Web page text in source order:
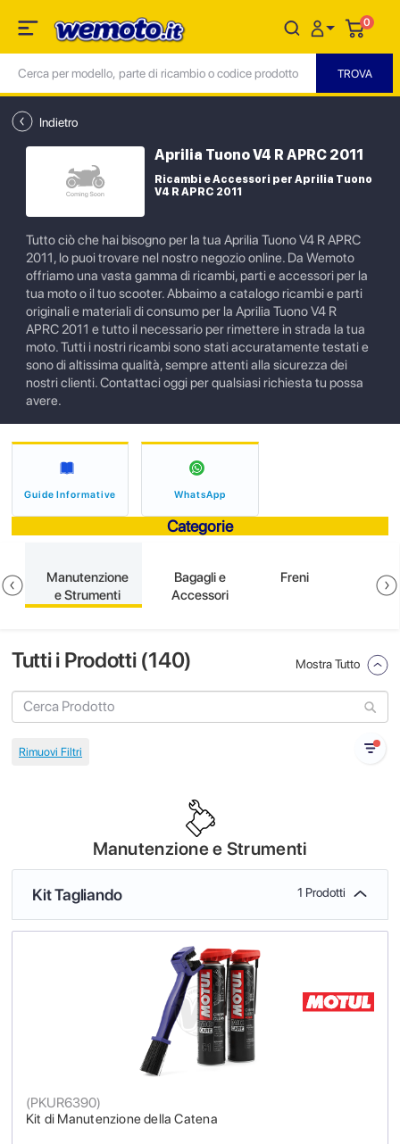
0
Indietro
Aprilia Tuono V4 R APRC 2011
Ricambi e Accessori per Aprilia Tuono
V4 R APRC 2011
Tutto ciò che hai bisogno per la tua Aprilia Tuono V4 R APRC
2011, lo puoi trovare nel nostro negozio online. Da Wemoto
offriamo una vasta gamma di ricambi, parti e accessori per la
tua moto o il tuo scooter. Abbaimo a catalogo ricambi e parti
originali e materiali di consumo per la Aprilia Tuono V4 R
APRC 2011 e tutto il necessario per rimettere in strada la tua
moto. Tutti i nostri ricambi sono stati accuratamente testati e
sono di altissima qualità, sempre attenti alla sicurezza dei
nostri clienti. Contattaci oggi per qualsiasi richiesta tu possa
avere.
Guide Informative WhatsApp
Categorie
Manutenzione
e Strumenti
Bagagli e
Accessori
Freni
Tutti i Prodotti (140) Mostra Tutto
Manutenzione e Strumenti
Kit Tagliando 1 Prodotti
Kit di Manutenzione della Catena
(PKUR6390)